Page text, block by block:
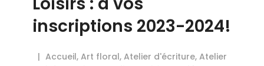
inscriptions 2023-2024!
Accueil, Art floral, Atelier d'écriture, Atelier